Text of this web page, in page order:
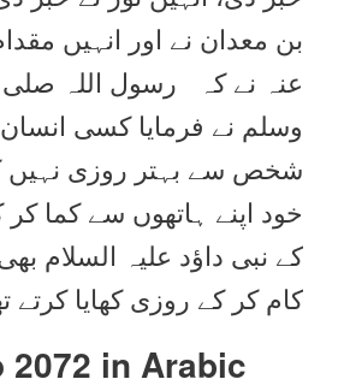
بن معدان نے اور انہیں
عنہ نے کہ رسول اللہ صلی
وسلم نے فرمایا کسی
شخص سے بہتر روزی نہیں
خود اپنے ہاتھوں سے کما کر
کے نبی داؤد علیہ السلام
کام کر کے روزی کھایا کرتے
2072 in Arabic